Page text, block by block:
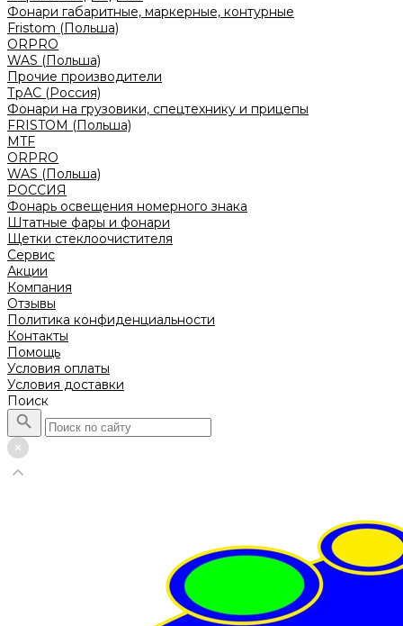
Фонари габаритные, маркерные, контурные
Fristom (Польша)
ORPRO
WAS (Польша)
Прочие производители
ТрАС (Россия)
Фонари на грузовики, спецтехнику и прицепы
FRISTOM (Польша)
MTF
ORPRO
WAS (Польша)
РОССИЯ
Фонарь освещения номерного знака
Штатные фары и фонари
Щетки стеклоочистителя
Сервис
Акции
Компания
Отзывы
Политика конфиденциальности
Контакты
Помощь
Условия оплаты
Условия доставки
Поиск